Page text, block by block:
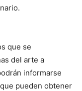
que se
del arte a
informarse
pueden obtener